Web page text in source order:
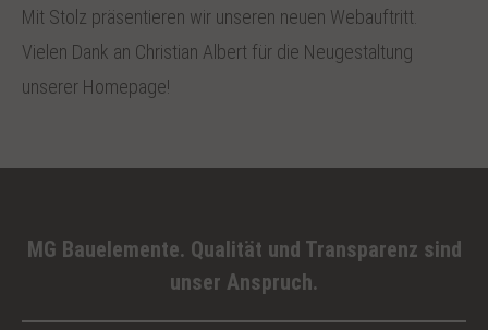
Mit Stolz präsentieren wir unseren neuen Webauftritt.
Vielen Dank an Christian Albert für die Neugestaltung
unserer Homepage!
MG Bauelemente. Qualität und Transparenz sind
unser Anspruch.